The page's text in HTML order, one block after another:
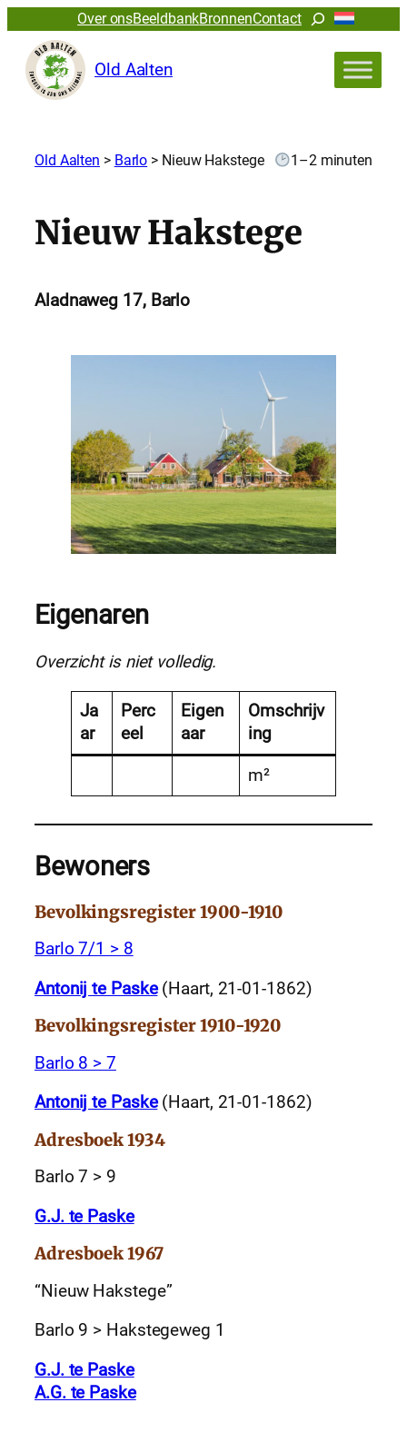
Over onsBeeldbankBronnenContactZoeken
Old Aalten
Old Aalten > Barlo > Nieuw Hakstege 1–2 minuten
Nieuw Hakstege
Aladnaweg 17, Barlo
Eigenaren
Overzicht is niet volledig.
Ja
ar
Perc
eel
Eigen
aar
Omschrijv
ing
m²
Bewoners
Bevolkingsregister 1900-1910
Barlo 7/1 > 8
Antonij te Paske(Haart, 21-01-1862)
Bevolkingsregister 1910-1920
Barlo 8 > 7
Antonij te Paske(Haart, 21-01-1862)
Adresboek 1934
Barlo 7 > 9
G.J. te Paske
Adresboek 1967
“Nieuw Hakstege”
Barlo 9 > Hakstegeweg 1
G.J. te Paske
A.G. te Paske